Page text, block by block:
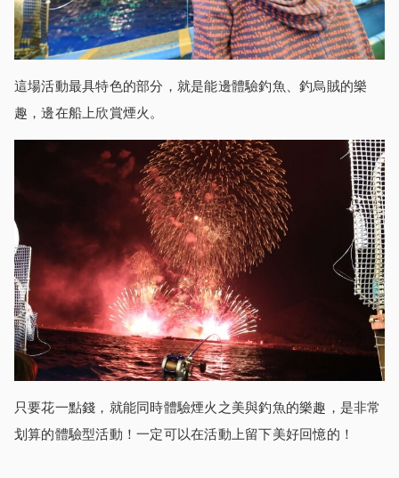
這場活動最具特色的部分，就是能邊體驗釣魚、釣烏賊的樂
趣，邊在船上欣賞煙火。
只要花一點錢，就能同時體驗煙火之美與釣魚的樂趣，是非常
划算的體驗型活動！一定可以在活動上留下美好回憶的！